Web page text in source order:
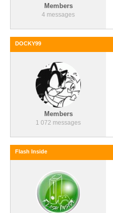
Members
4 messages
DOCKY99
Members
1 072 messages
Flash Inside